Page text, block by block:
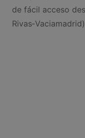
de fácil acceso